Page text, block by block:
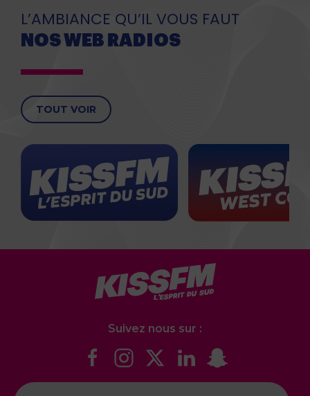
L’AMBIANCE QU’IL VOUS FAUT
NOS WEB RADIOS
TOUT VOIR
Suivez nous sur :